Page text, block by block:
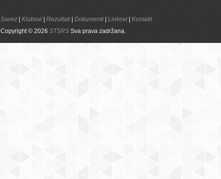
Savez Klubovi Rezultati Dokumenti Linkovi
Kontakt
Copyright © 2026 STSRS Sva prava zadržana.